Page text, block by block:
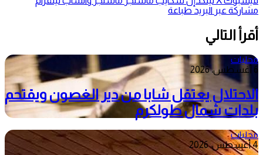
مشاركة عبر البريد طباعة
أقرأ التالي
محليات
6 أغسطس، 2026
الاحتلال يعتقل شابا من دير الغصون ويقتحم
بلدات شمال طولكرم
محليات
4 أغسطس، 2026